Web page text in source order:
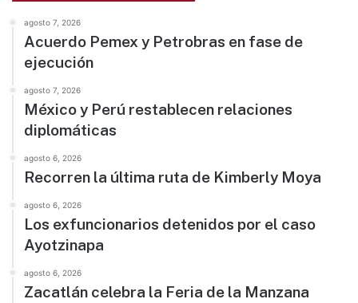
agosto 7, 2026
Acuerdo Pemex y Petrobras en fase de
ejecución
agosto 7, 2026
México y Perú restablecen relaciones
diplomáticas
agosto 6, 2026
Recorren la última ruta de Kimberly Moya
agosto 6, 2026
Los exfuncionarios detenidos por el caso
Ayotzinapa
agosto 6, 2026
Zacatlán celebra la Feria de la Manzana